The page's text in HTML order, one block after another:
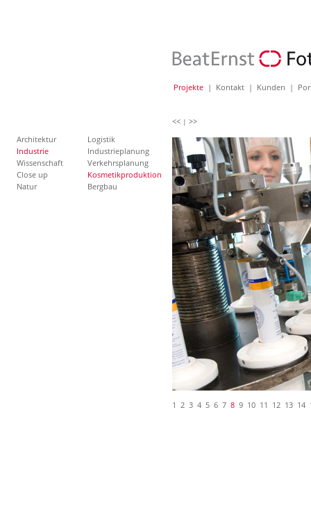
Projekte | Kontakt | Kunden |
Architektur
Industrie
Wissenschaft
Close up
Natur
Logistik
Industrieplanung
Verkehrsplanung
Kosmetikproduktion
Bergbau
<< | >>
1 2 3 4 5 6 7 8 9 10 11 12 13 14